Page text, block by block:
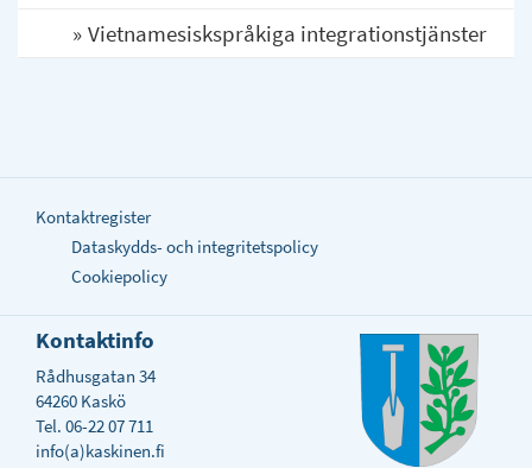
Vietnamesiskspråkiga integrationstjänster
Kontaktregister
Dataskydds- och integritetspolicy
Cookiepolicy
Kontaktinfo
Rådhusgatan 34
64260 Kaskö
Tel. 06-22 07 711
info(a)kaskinen.fi